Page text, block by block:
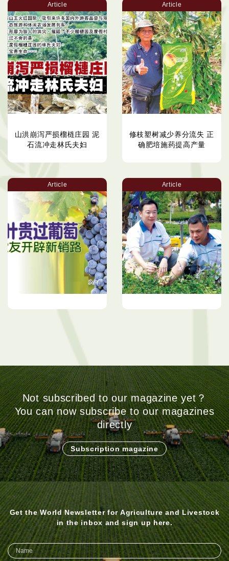
Article
山洪崩泻严损榴梿庄园 泥
石流冲走林氏夫妇
Article
修枝塑树减少养分流失 正
确肥培施药提高产量
Article Article
Not subscribed to our magazine yet？
You can now subscribe to our magazines
directly
Subscription magazine
Get the World Newsletter for Agriculture and Livestock
in the inbox and sign up here.